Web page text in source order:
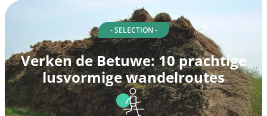
- SELECTION -
Verken de Betuwe: 10 prachtige
lusvormige wandelroutes